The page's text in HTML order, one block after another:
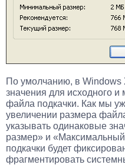
По умолчанию, в Windows
значения для исходного и
файла подкачки. Как мы
увеличении размера
указывать одинаковые
размер» и
подкачки будет
фрагментировать